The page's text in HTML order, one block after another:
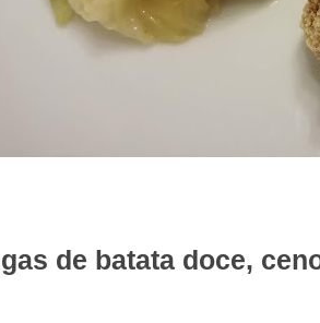
de batata doce,